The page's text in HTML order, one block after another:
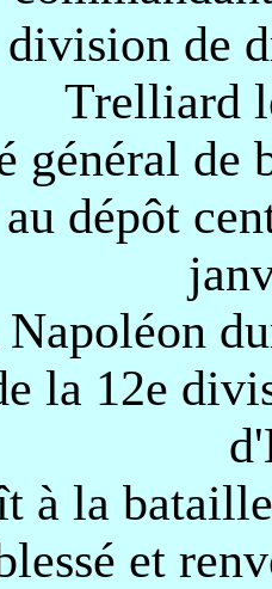
de
Trelliard
général de
dépôt
la 12e
à la
et